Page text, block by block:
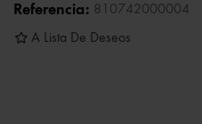
Referencia: 810742000004
A Lista De Deseos